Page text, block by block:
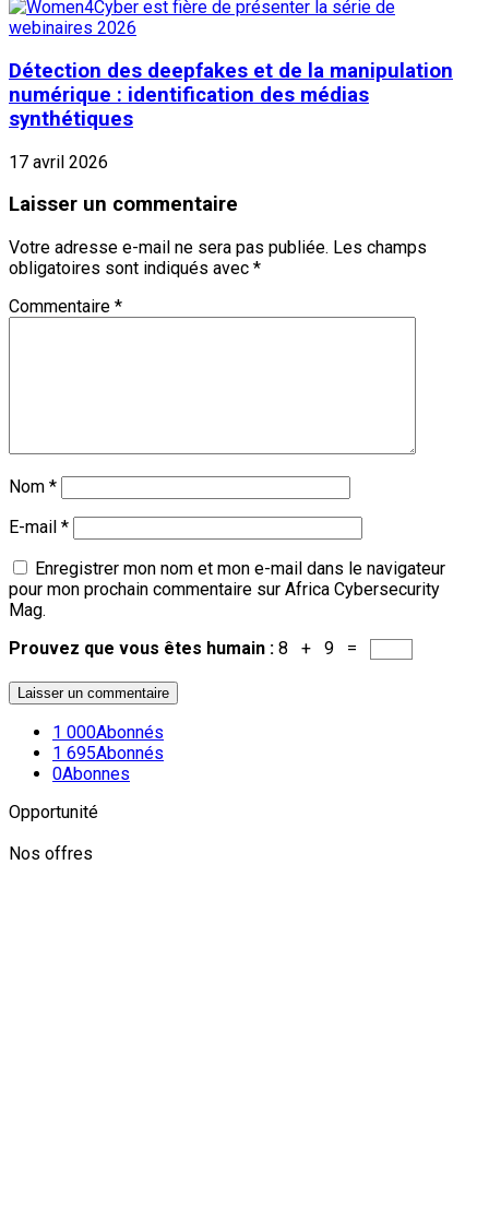
Détection des deepfakes et de la manipulation
numérique : identification des médias
synthétiques
17 avril 2026
Laisser un commentaire
Votre adresse e-mail ne sera pas publiée. Les champs
obligatoires sont indiqués avec *
Commentaire *
Nom *
E-mail *
Enregistrer mon nom et mon e-mail dans le navigateur
pour mon prochain commentaire sur Africa Cybersecurity
Mag.
Prouvez que vous êtes humain : 8 + 9 =
1 000Abonnés
1 695Abonnés
0Abonnes
Opportunité
Nos offres